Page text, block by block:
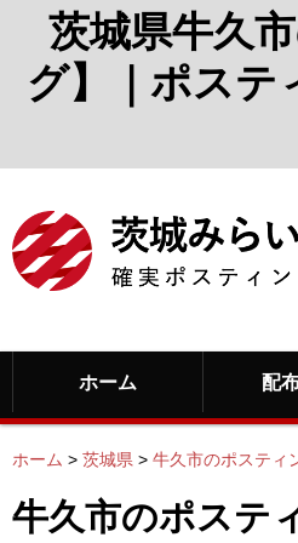
茨城県牛久
グ】｜ポステ
ホーム 配
ホーム > 茨城県 > 牛久市のポスティ
牛久市のポステ